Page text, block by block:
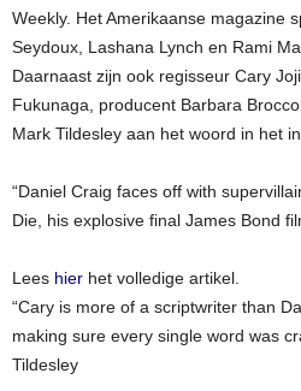
Weekly. Het Amerikaanse magazine
Seydoux, Lashana Lynch en Rami
Daarnaast zijn ook regisseur Cary Joji
Fukunaga, producent Barbara
Mark Tildesley aan het woord in het
“Daniel Craig faces off with
Die, his explosive final James Bond
Lees hier het volledige artikel.
“Cary is more of a scriptwriter than
making sure every single word was
Tildesley